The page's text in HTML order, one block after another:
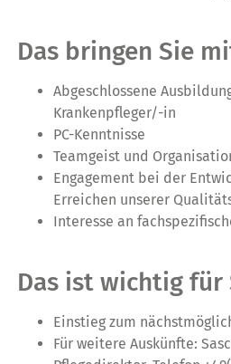
Das bringen Sie
Abgeschlossene
Krankenpfleger/-in
PC-Kenntnisse
Teamgeist und
Engagement bei der
Erreichen unserer
Interesse an
Das ist wichtig für
Einstieg zum
Für weitere Auskünfte: